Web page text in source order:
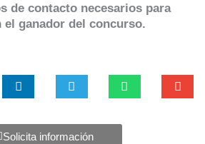
de contacto necesarios para
ganador del concurso.
Solicita información